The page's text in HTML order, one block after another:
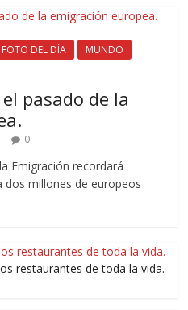
FOTO DEL DÍA
MUNDO
pasado de la
0
Emigración recordará
millones de europeos
restaurantes de toda la vida.